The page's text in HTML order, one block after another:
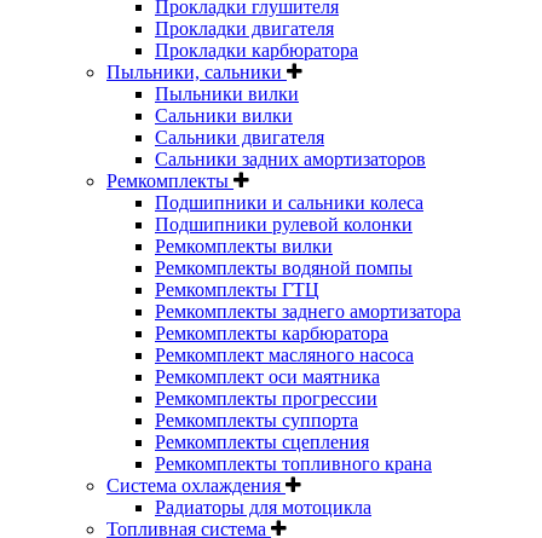
Прокладки глушителя
Прокладки двигателя
Прокладки карбюратора
Пыльники, сальники
Пыльники вилки
Сальники вилки
Сальники двигателя
Сальники задних амортизаторов
Ремкомплекты
Подшипники и сальники колеса
Подшипники рулевой колонки
Ремкомплекты вилки
Ремкомплекты водяной помпы
Ремкомплекты ГТЦ
Ремкомплекты заднего амортизатора
Ремкомплекты карбюратора
Ремкомплект масляного насоса
Ремкомплект оси маятника
Ремкомплекты прогрессии
Ремкомплекты суппорта
Ремкомплекты сцепления
Ремкомплекты топливного крана
Система охлаждения
Радиаторы для мотоцикла
Топливная система